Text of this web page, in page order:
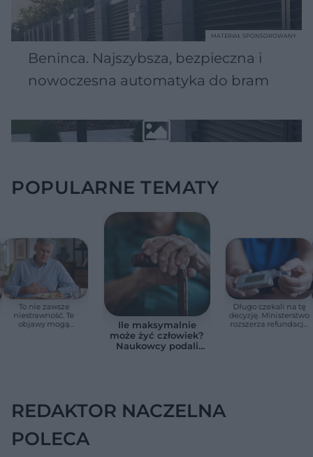
Beninca. Najszybsza, bezpieczna i
nowoczesna automatyka do bram
MATERIAŁ SPONSOROWANY
POPULARNE TEMATY
To nie zawsze
niestrawność. Te
objawy mogą
Ile maksymalnie
może żyć człowiek?
Naukowcy podali
Długo czekali na tę
decyzję. Ministerstwo
rozszerza refundację
REDAKTOR NACZELNA
POLECA